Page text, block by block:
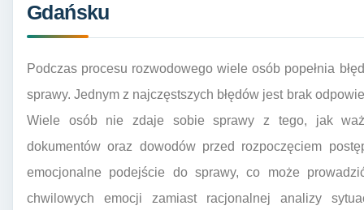
Gdańsku
Podczas procesu rozwodowego wiele osób popełnia
sprawy. Jednym z najczęstszych błędów jest brak
Wiele osób nie zdaje sobie sprawy z tego, jak
dokumentów oraz dowodów przed rozpoczęciem
emocjonalne podejście do sprawy, co może
chwilowych emocji zamiast racjonalnej analizy